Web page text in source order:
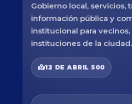
Gobierno local, servicios,
información pública y
institucional para
instituciones de la ciudad.
12 DE ABRIL 500